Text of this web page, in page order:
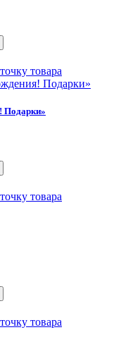
товара
Подарки»
товара
товара